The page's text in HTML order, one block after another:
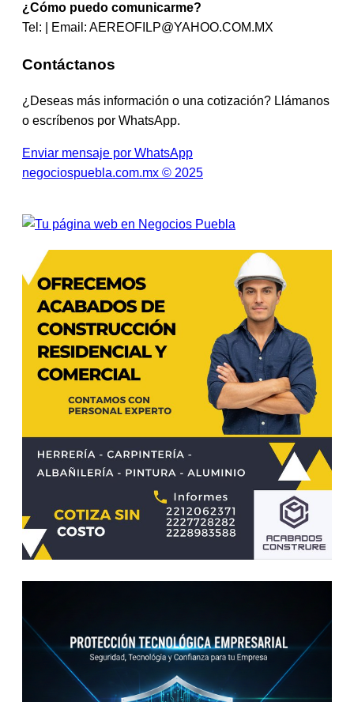
¿Cómo puedo comunicarme?
Tel: | Email: AEREOFILP@YAHOO.COM.MX
Contáctanos
¿Deseas más información o una cotización? Llámanos
o escríbenos por WhatsApp.
Enviar mensaje por WhatsApp
negociospuebla.com.mx © 2025